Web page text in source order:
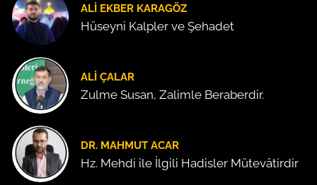
ALI EKBER KARAGÖZ
Hüseyni Kalpler ve Şehadet
ALI ÇALAR
Zulme Susan, Zalimle Beraberdir.
DR. MAHMUT ACAR
Hz. Mehdi ile İlgili Hadisler Mütevâtirdir